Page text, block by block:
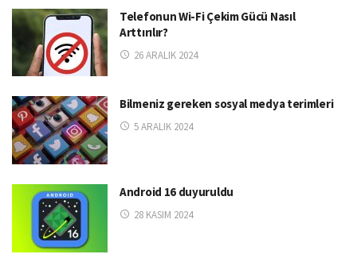
Telefonun Wi-Fi Çekim Gücü Nasıl
Arttırılır?
26 ARALIK 2024
Bilmeniz gereken sosyal medya terimleri
5 ARALIK 2024
Android 16 duyuruldu
28 KASIM 2024